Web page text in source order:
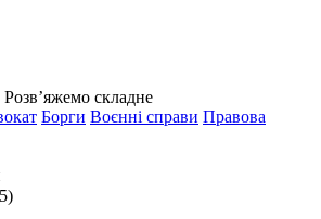
Розв’яжемо складне
Борги Воєнні справи Правова